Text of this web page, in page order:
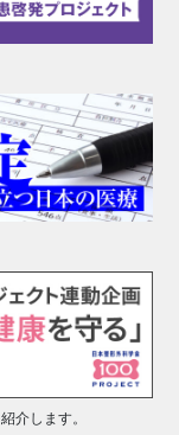
介します。